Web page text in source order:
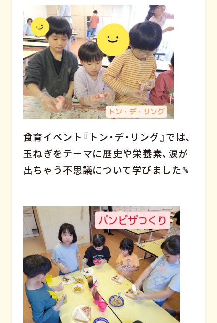
食育イベント『トン・デ・リング』では、
玉ねぎをテーマに歴史や栄養素、涙が
出ちゃう不思議について学びました✎